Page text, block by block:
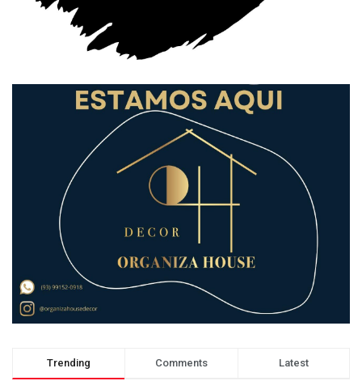
Trending Comments Latest